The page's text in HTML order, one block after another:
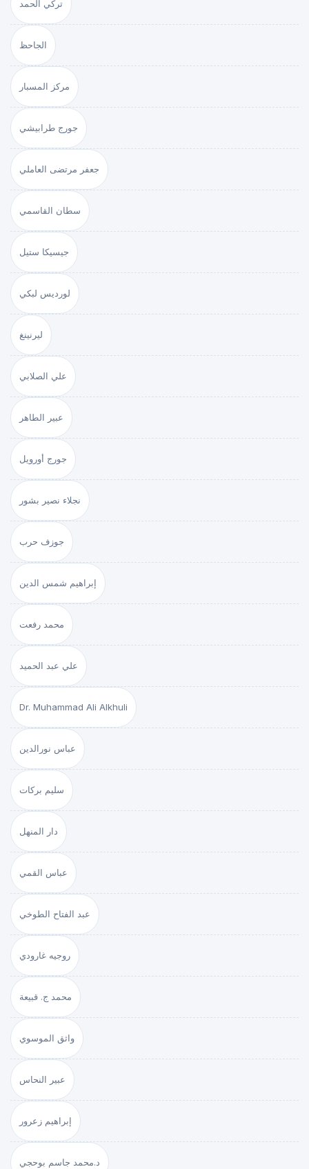
تركي الحمد
الجاحظ
مركز المسبار
جورج طرابيشي
جعفر مرتضى العاملي
سطان القاسمي
جيسيكا ستيل
لورديس لبكي
ليرنينغ
علي الصلابي
عبير الطاهر
جورج أورويل
نجلاء نصير بشور
جوزف حرب
إبراهيم شمس الدين
محمد رفعت
علي عبد الحميد
Dr. Muhammad Ali Alkhuli
عباس نورالدين
سليم بركات
دار المنهل
عباس القمي
عبد الفتاح الطوخي
روجيه غارودي
محمد ج. قبيعة
واثق الموسوي
عبير النحاس
إبراهيم زعرور
د.محمد جاسم بوحجي